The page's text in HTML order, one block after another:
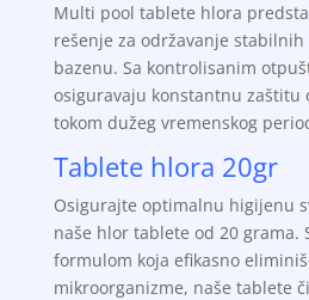
Multi pool tablete hlora
rešenje za održavanje
bazenu. Sa kontrolisanim
osiguravaju konstantnu zaštitu
tokom dužeg vremenskog
Tablete hlora 20gr
Osigurajte optimalnu higijenu
naše hlor tablete od 20 grama.
formulom koja efikasno
mikroorganizme, naše tablete